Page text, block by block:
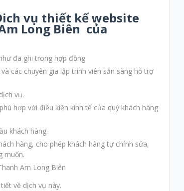
vụ thiết kế website
Long Biên của
đã ghi trong hợp đồng
các chuyên gia lập trình viên sẵn sàng hỗ trợ
vụ.
hợp với điều kiện kinh tế của quý khách hàng
khách hàng.
hàng, cho phép khách hàng tự chỉnh sửa,
muốn.
về dịch vụ này.